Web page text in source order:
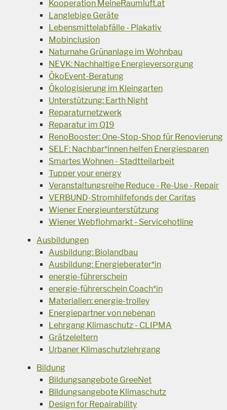
Kooperation MeineRaumluft.at
Langlebige Geräte
Lebensmittelabfälle - Plakativ
Mobinclusion
Naturnahe Grünanlage im Wohnbau
NEVK: Nachhaltige Energieversorgung
ÖkoEvent-Beratung
Ökologisierung im Kleingarten
Unterstützung: Earth Night
Reparaturnetzwerk
Reparatur im Q19
RenoBooster: One-Stop-Shop für Renovierung
SELF: Nachbar*innen helfen Energiesparen
Smartes Wohnen - Stadtteilarbeit
Tupper your energy
Veranstaltungsreihe Reduce - Re-Use - Repair
VERBUND-Stromhilfefonds der Caritas
Wiener Energieunterstützung
Wiener Webflohmarkt - Servicehotline
Ausbildungen
Ausbildung: Biolandbau
Ausbildung: Energieberater*in
energie-führerschein
energie-führerschein Coach*in
Materialien: energie-trolley
Energiepartner von nebenan
Lehrgang Klimaschutz - CLIPMA
Grätzeleltern
Urbaner Klimaschutzlehrgang
Bildung
Bildungsangebote GreeNet
Bildungsangebote Klimaschutz
Design for Repairability